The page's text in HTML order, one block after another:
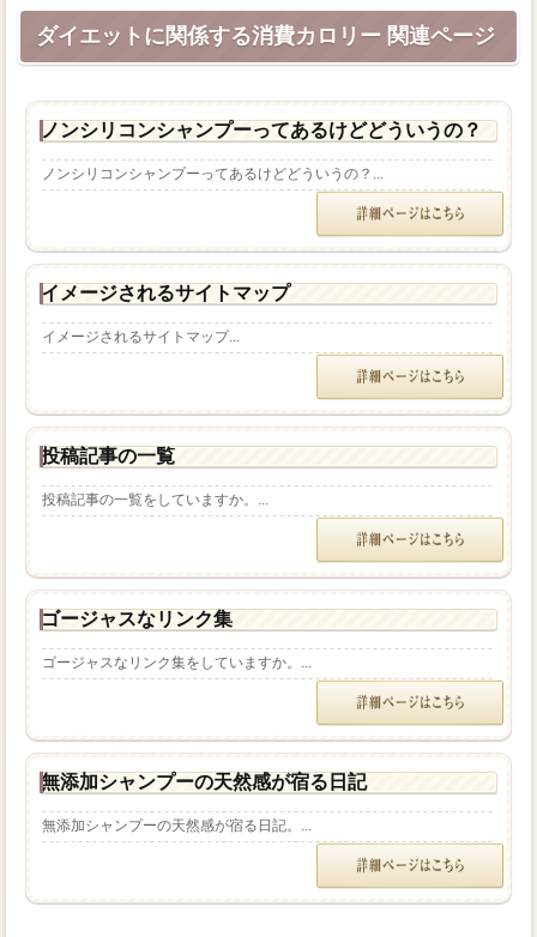
ダイエットに関係する消費カロリー 関連ページ
ノンシリコンシャンプーってあるけどどういうの？
ノンシリコンシャンプーってあるけどどういうの？...
イメージされるサイトマップ
イメージされるサイトマップ...
投稿記事の一覧
投稿記事の一覧をしていますか。...
ゴージャスなリンク集
ゴージャスなリンク集をしていますか。...
無添加シャンプーの天然感が宿る日記
無添加シャンプーの天然感が宿る日記。...